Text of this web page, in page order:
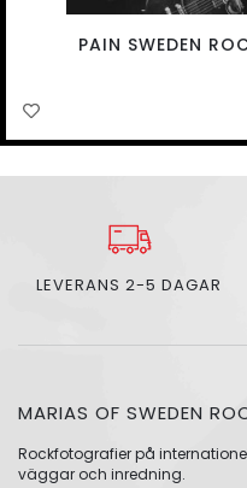
PAIN SWEDEN
LEVERANS 2-5 DAGAR
MARIAS OF SWEDEN
Rockfotografier på
väggar och inredning.